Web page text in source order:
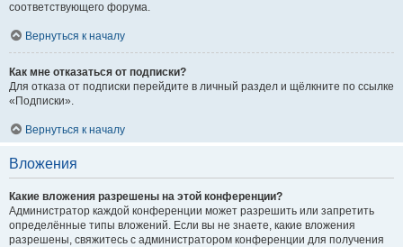
соответствующего форума.
Вернуться к началу
Как мне отказаться от подписки?
Для отказа от подписки перейдите в личный раздел и щёлкните по ссылке
«Подписки».
Вернуться к началу
Вложения
Какие вложения разрешены на этой конференции?
Администратор каждой конференции может разрешить или запретить
определённые типы вложений. Если вы не знаете, какие вложения
разрешены, свяжитесь с администратором конференции для получения